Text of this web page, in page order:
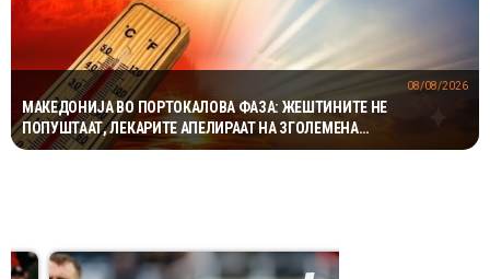
МАКЕДОНИЈА ВО ПОРТОКАЛОВА ФАЗА: ЖЕШТИНИТЕ НЕ
ПОПУШТААТ, ЛЕКАРИТЕ АПЕЛИРААТ НА ЗГОЛЕМЕНА
ПРЕТПАЗЛИВОСТ
08/08/2026